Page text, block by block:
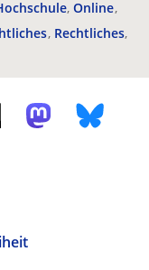
Online
Rechtliches